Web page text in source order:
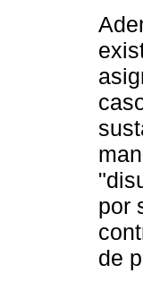
por
de